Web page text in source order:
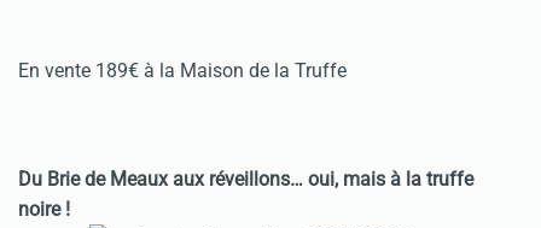
En vente 189€ à la Maison de la Truffe
Du Brie de Meaux aux réveillons… oui, mais à la truffe
noire !